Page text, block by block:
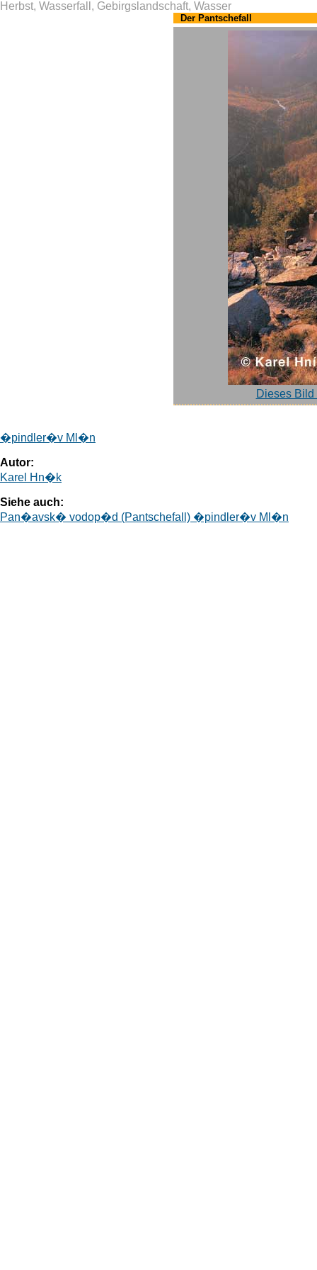
Herbst, Wasserfall, Gebirgslandschaft, Wasser
Der Pantschefall
Dieses Bild
�pindler�v Ml�n
Autor:
Karel Hn�k
Siehe auch:
Pan�avsk� vodop�d (Pantschefall) �pindler�v Ml�n